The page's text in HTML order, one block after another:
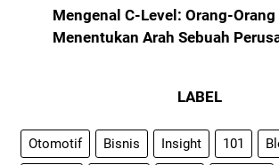
Mengenal C-Level: Orang-Orang
Menentukan Arah Sebuah
LABEL
Otomotif Bisnis Insight 101